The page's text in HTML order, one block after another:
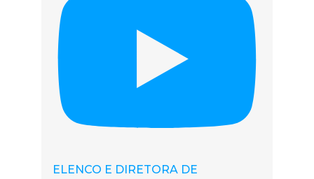
ELENCO E DIRETORA DE